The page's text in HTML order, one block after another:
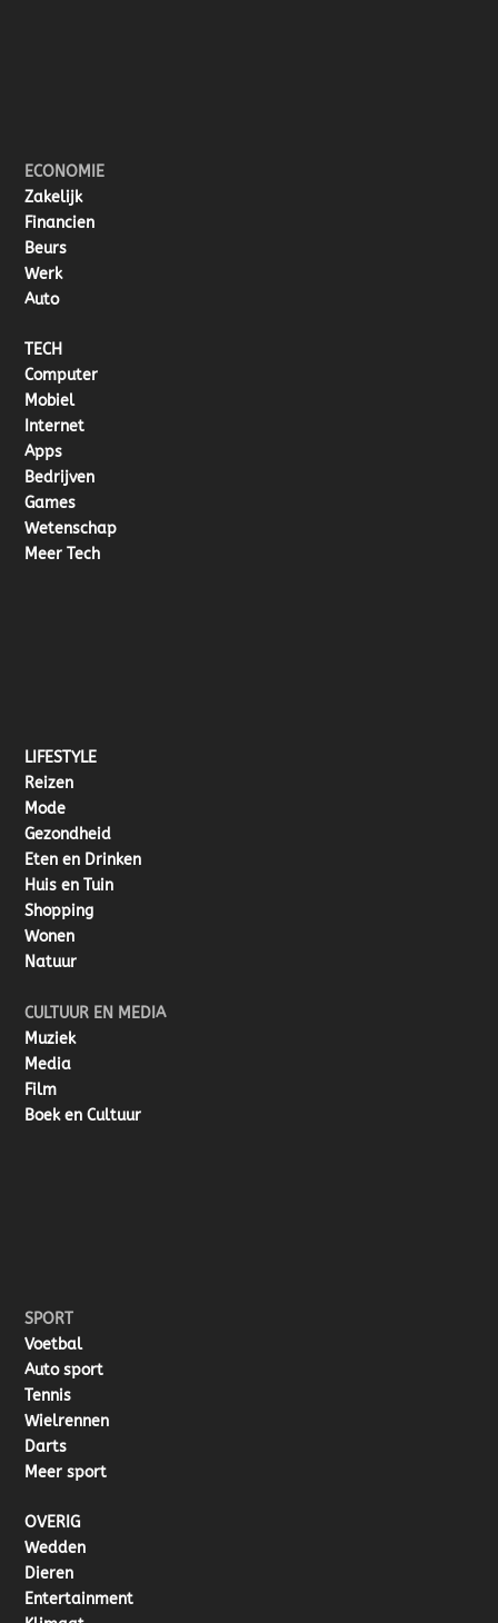
ECONOMIE
Zakelijk
Financien
Beurs
Werk
Auto
TECH
Computer
Mobiel
Internet
Apps
Bedrijven
Games
Wetenschap
Meer Tech
LIFESTYLE
Reizen
Mode
Gezondheid
Eten en Drinken
Huis en Tuin
Shopping
Wonen
Natuur
CULTUUR EN MEDIA
Muziek
Media
Film
Boek en Cultuur
SPORT
Voetbal
Auto sport
Tennis
Wielrennen
Darts
Meer sport
OVERIG
Wedden
Dieren
Entertainment